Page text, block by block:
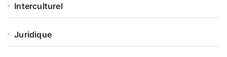
Interculturel
Juridique